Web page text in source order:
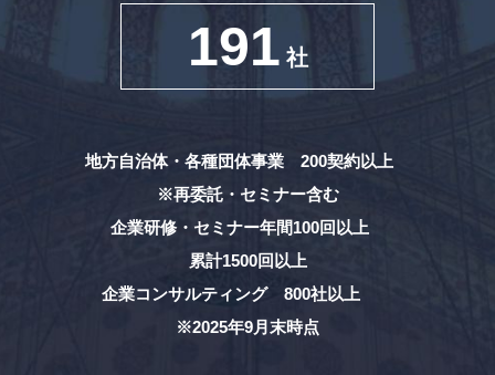
191 社
地方自治体・各種団体事業 200契約以上
※再委託・セミナー含む
企業研修・セミナー年間100回以上
累計1500回以上
企業コンサルティング 800社以上
※2025年9月末時点